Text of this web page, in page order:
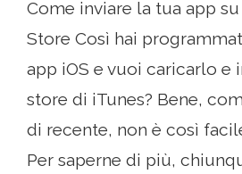
Come inviare la tua app
Store Così hai
app iOS e vuoi caricarlo e
store di iTunes? Bene,
di recente, non è così
Per saperne di più,